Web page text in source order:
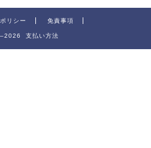
リシー 免責事項
支払い方法